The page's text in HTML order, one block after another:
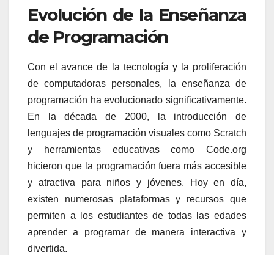
Evolución de la Enseñanza
de Programación
Con el avance de la tecnología y la proliferación
de computadoras personales, la enseñanza de
programación ha evolucionado significativamente.
En la década de 2000, la introducción de
lenguajes de programación visuales como Scratch
y herramientas educativas como Code.org
hicieron que la programación fuera más accesible
y atractiva para niños y jóvenes. Hoy en día,
existen numerosas plataformas y recursos que
permiten a los estudiantes de todas las edades
aprender a programar de manera interactiva y
divertida.